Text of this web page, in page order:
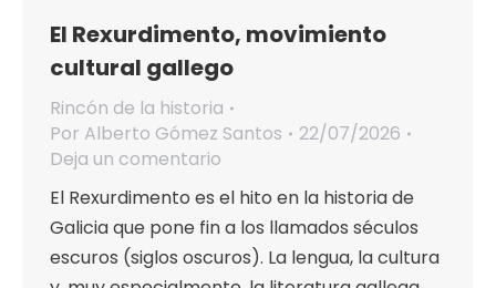
El Rexurdimento, movimiento
cultural gallego
Rincón de la historia
Por Alberto Gómez Santos
22/07/2026
Deja un comentario
El Rexurdimento es el hito en la historia de
Galicia que pone fin a los llamados séculos
escuros (siglos oscuros). La lengua, la cultura